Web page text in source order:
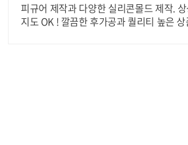
피규어 제작과 다양한 실리콘몰드 제작.
지도 OK ! 깔끔한 후가공과 퀄리티 높은